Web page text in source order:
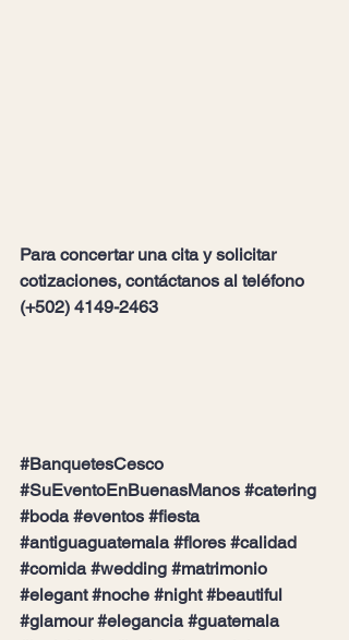
Para concertar una cita y solicitar
cotizaciones, contáctanos al teléfono
(+502) 4149-2463
#BanquetesCesco
#SuEventoEnBuenasManos #catering
#boda #eventos #fiesta
#antiguaguatemala #flores #calidad
#comida #wedding #matrimonio
#elegant #noche #night #beautiful
#glamour #elegancia #guatemala